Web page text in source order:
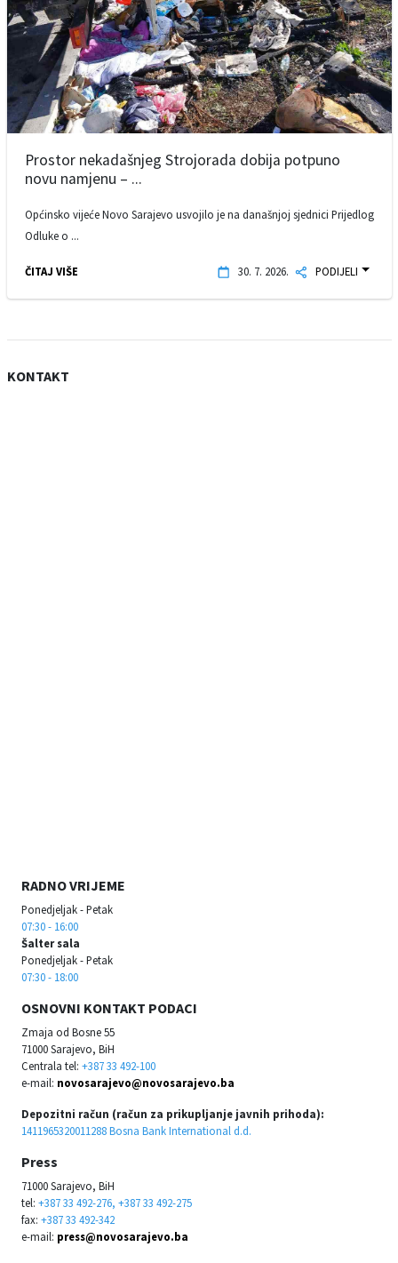
Prostor nekadašnjeg Strojorada dobija potpuno
novu namjenu – ...
Općinsko vijeće Novo Sarajevo usvojilo je na današnjoj sjednici Prijedlog
Odluke o ...
ČITAJ VIŠE 30. 7. 2026. PODIJELI
KONTAKT
RADNO VRIJEME
Ponedjeljak - Petak
07:30 - 16:00
Šalter sala
Ponedjeljak - Petak
07:30 - 18:00
OSNOVNI KONTAKT PODACI
Zmaja od Bosne 55
71000 Sarajevo, BiH
Centrala tel: +387 33 492-100
e-mail: novosarajevo@novosarajevo.ba
Depozitni račun (račun za prikupljanje javnih prihoda):
1411965320011288 Bosna Bank International d.d.
Press
71000 Sarajevo, BiH
tel: +387 33 492-276, +387 33 492-275
fax: +387 33 492-342
e-mail: press@novosarajevo.ba